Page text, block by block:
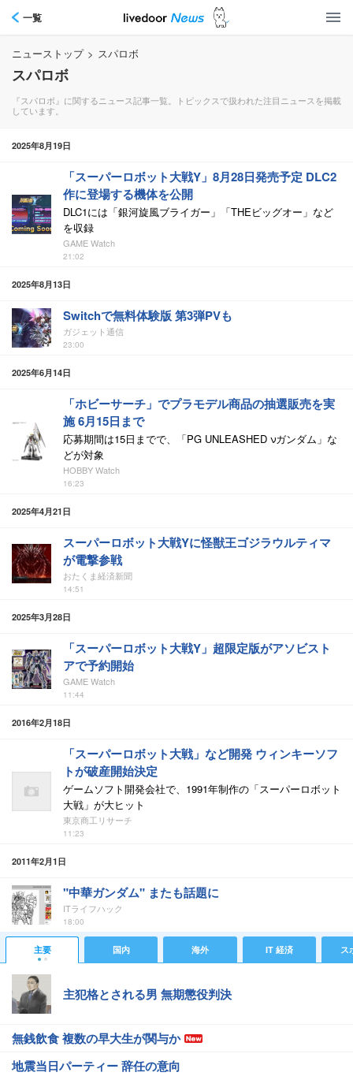
一覧
ニューストップ > スパロボ
スパロボ
『スパロボ』に関するニュース記事一覧。トピックスで扱われた注目ニュースを掲載
しています。
2025年8月19日
「スーパーロボット大戦Y」8月28日発売予定 DLC2
作に登場する機体を公開
DLC1には「銀河旋風ブライガー」「THEビッグオー」など
を収録
GAME Watch
21:02
2025年8月13日
Switchで無料体験版 第3弾PVも
ガジェット通信
23:00
2025年6月14日
「ホビーサーチ」でプラモデル商品の抽選販売を実
施 6月15日まで
応募期間は15日までで、「PG UNLEASHED νガンダム」な
どが対象
HOBBY Watch
16:23
2025年4月21日
スーパーロボット大戦Yに怪獣王ゴジラウルティマ
が電撃参戦
おたくま経済新聞
14:51
2025年3月28日
「スーパーロボット大戦Y」超限定版がアソビスト
アで予約開始
GAME Watch
11:44
2016年2月18日
「スーパーロボット大戦」など開発 ウィンキーソフ
トが破産開始決定
ゲームソフト開発会社で、1991年制作の「スーパーロボット
大戦」が大ヒット
東京商工リサーチ
11:23
2011年2月1日
"中華ガンダム" またも話題に
ITライフハック
18:00
主要 国内 海外 IT 経済 ス
主犯格とされる男 無期懲役判決
無銭飲食 複数の早大生が関与か
地震当日パーティー 辞任の意向